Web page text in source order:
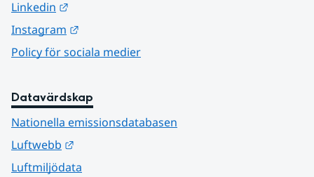
Linkedin
Instagram
Policy för sociala medier
Datavärdskap
Nationella emissionsdatabasen
Luftwebb
Luftmiljödata